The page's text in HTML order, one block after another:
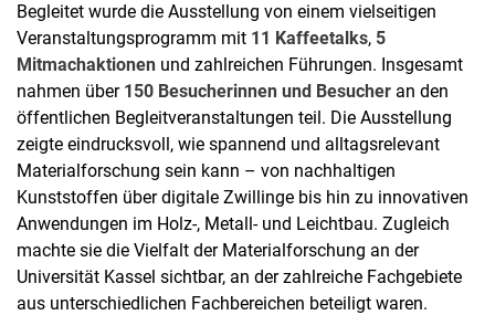
Begleitet wurde die Ausstellung von einem vielseitigen
Veranstaltungsprogramm mit 11 Kaffeetalks, 5
Mitmachaktionen und zahlreichen Führungen. Insgesamt
nahmen über 150 Besucherinnen und Besucher an den
öffentlichen Begleitveranstaltungen teil. Die Ausstellung
zeigte eindrucksvoll, wie spannend und alltagsrelevant
Materialforschung sein kann – von nachhaltigen
Kunststoffen über digitale Zwillinge bis hin zu innovativen
Anwendungen im Holz-, Metall- und Leichtbau. Zugleich
machte sie die Vielfalt der Materialforschung an der
Universität Kassel sichtbar, an der zahlreiche Fachgebiete
aus unterschiedlichen Fachbereichen beteiligt waren.